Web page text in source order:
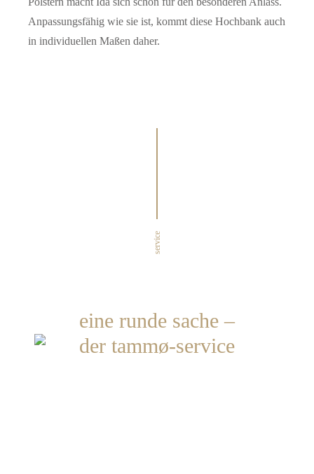
Anpassungsfähig wie sie ist, kommt diese Hochbank auch
in individuellen Maßen daher.
service
eine runde sache –
der tammø-service